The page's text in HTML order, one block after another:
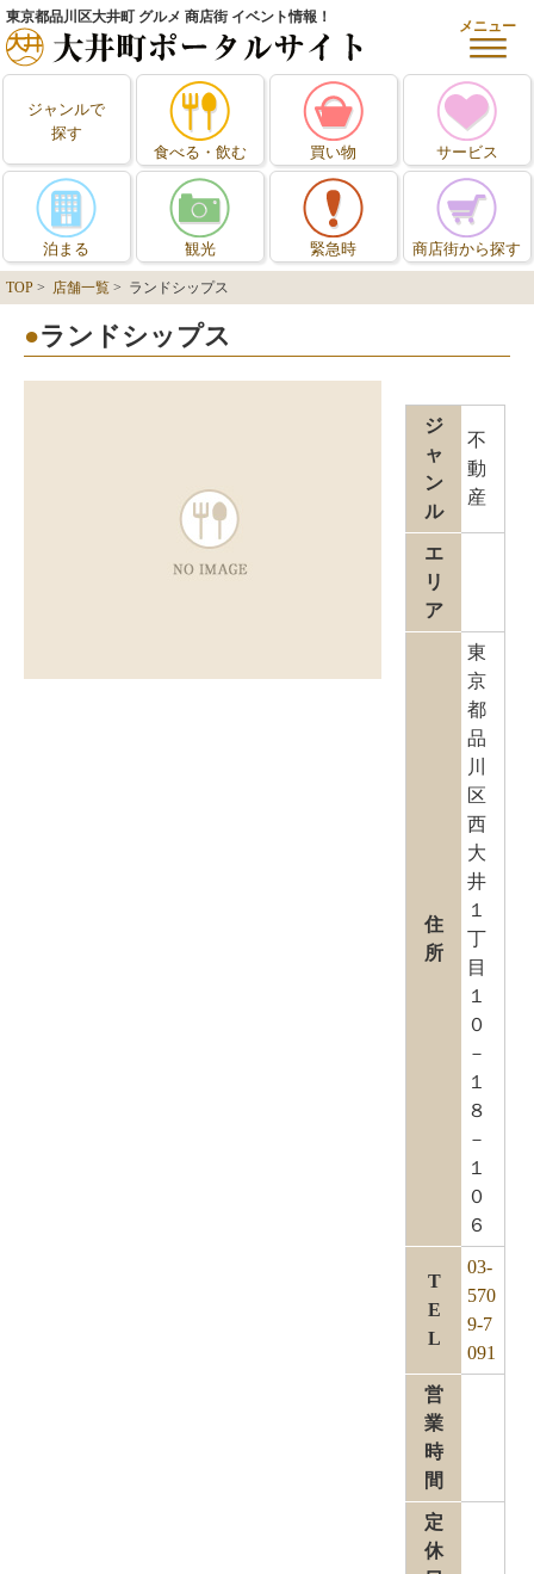
東京都品川区大井町 グルメ 商店街 イベント情報！
メニュー
ジャンルで
探す
食べる・飲む
買い物 サービス
泊まる 観光 緊急時 商店街から探す
TOP > 店舗一覧 > ランドシップス
ランドシップス
ジ
ャ
ン
ル
不
動
産
エ
リ
ア
住
所
東
京
都
品
川
区
西
大
井
１
丁
目
１
０
－
１
８
－
１
０
６
T
E
L
03-
570
9-7
091
営
業
時
間
定
休